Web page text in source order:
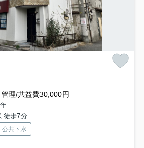
管理/共益費30,000円
徒歩7分
公共下水